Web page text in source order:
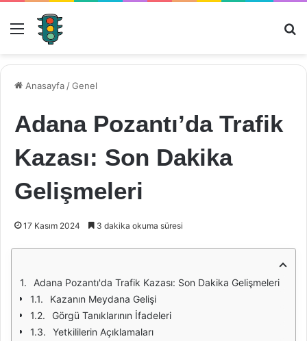
Menü
Anasayfa /Genel
Adana Pozantı’da Trafik
Kazası: Son Dakika
Gelişmeleri
17 Kasım 2024 3 dakika okuma süresi
Adana Pozantı'da Trafik Kazası: Son Dakika Gelişmeleri
Kazanın Meydana Gelişi
Görgü Tanıklarının İfadeleri
Yetkililerin Açıklamaları